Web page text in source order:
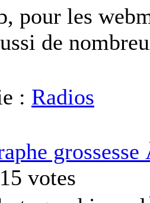
pour les
de
: Radios
votes